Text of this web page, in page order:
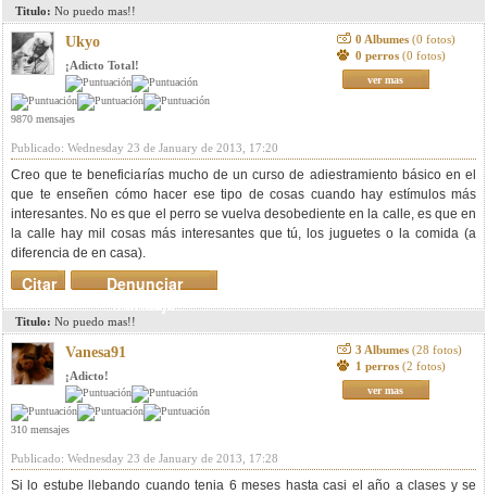
Titulo: No puedo mas!!
Ukyo
¡Adicto Total!
9870 mensajes
0 Albumes (0 fotos)
0 perros (0 fotos)
ver mas
Publicado: Wednesday 23 de January de 2013, 17:20
Creo que te beneficiarías mucho de un curso de adiestramiento básico en el
que te enseñen cómo hacer ese tipo de cosas cuando hay estímulos más
interesantes. No es que el perro se vuelva desobediente en la calle, es que en
la calle hay mil cosas más interesantes que tú, los juguetes o la comida (a
diferencia de en casa).
Denunciar
mensaje
Citar
Titulo: No puedo mas!!
Vanesa91
¡Adicto!
310 mensajes
3 Albumes (28 fotos)
1 perros (2 fotos)
ver mas
Publicado: Wednesday 23 de January de 2013, 17:28
Si lo estube llebando cuando tenia 6 meses hasta casi el año a clases y se